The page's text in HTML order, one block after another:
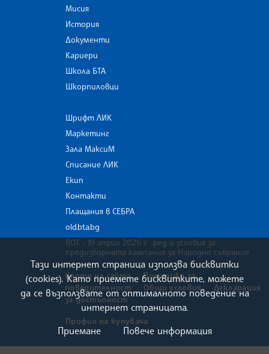
Мисия
История
Документи
Кариери
Школа БТА
Шкорпиловци
Шрифт ЛИК
Маркетинг
Зала МаксиМ
Списание ЛИК
Екип
Контакти
Плащания в СЕБРА
old.bta.bg
ВОТ - 19 април 2026 г . ред и условия за
предизборната кампания за Народно събрание
Карта на сайта
Политика за
поверителност
Общи условия
Декларация
за достъпност
Профил на купувача
Тази интернет страница използва бисквитки
(cookies). Като приемете бисквитките, можете
да се възползвате от оптималното поведение на
интернет страницата.
Приемане
Повече информация